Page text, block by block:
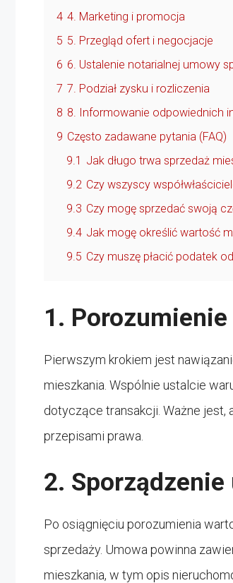
4 4. Marketing i promocja
5 5. Przegląd ofert i negocjacje
6 6. Ustalenie notarialnej umowy
7 7. Podział zysku i rozliczenia
8 8. Informowanie odpowiednich
9 Często zadawane pytania (FAQ)
9.1 Jak długo trwa sprzedaż
9.2 Czy wszyscy
9.3 Czy mogę sprzedać swoją
9.4 Jak mogę określić wartość
9.5 Czy muszę płacić podatek
1.
Pierwszym krokiem jest
mieszkania. Wspólnie ustalcie
dotyczące transakcji. Ważne jest,
przepisami prawa.
2.
Po osiągnięciu porozumienia
sprzedaży. Umowa powinna
mieszkania, w tym opis